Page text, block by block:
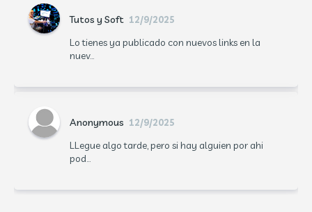
Tutos y Soft 12/9/2025
Lo tienes ya publicado con nuevos links en la
nuev...
Anonymous 12/9/2025
LLegue algo tarde, pero si hay alguien por ahi
pod...